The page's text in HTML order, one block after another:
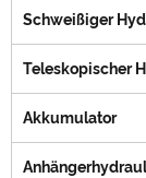
Schweißiger
Teleskopischer
Akkumulator